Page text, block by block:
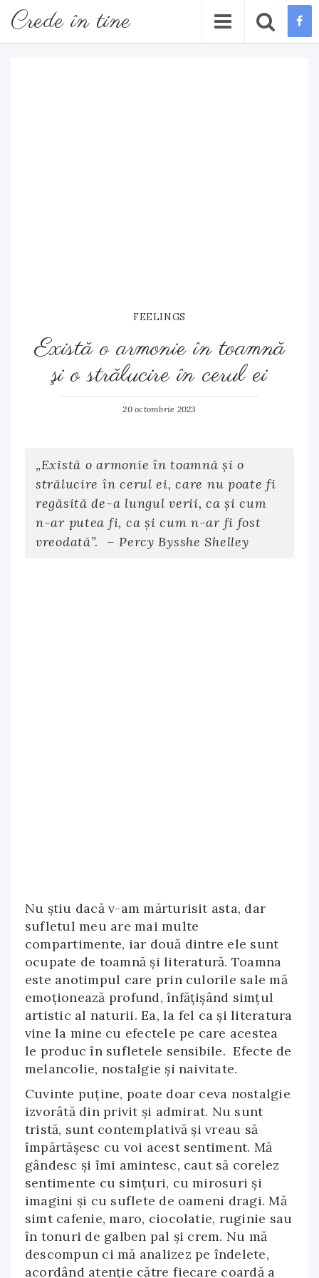
Crede în tine
FEELINGS
Există o armonie în toamnă
şi o strălucire în cerul ei
20 octombrie 2023
„Există o armonie în toamnă şi o
strălucire în cerul ei, care nu poate fi
regăsită de-a lungul verii, ca şi cum
n-ar putea fi, ca şi cum n-ar fi fost
vreodată”. – Percy Bysshe Shelley
Nu știu dacă v-am mărturisit asta, dar
sufletul meu are mai multe
compartimente, iar două dintre ele sunt
ocupate de toamnă și literatură. Toamna
este anotimpul care prin culorile sale mă
emoționează profund, înfățișând simțul
artistic al naturii. Ea, la fel ca și literatura
vine la mine cu efectele pe care acestea
le produc în sufletele sensibile. Efecte de
melancolie, nostalgie și naivitate.
Cuvinte puține, poate doar ceva nostalgie
izvorâtă din privit și admirat. Nu sunt
tristă, sunt contemplativă și vreau să
împărtășesc cu voi acest sentiment. Mă
gândesc și îmi amintesc, caut să corelez
sentimente cu simțuri, cu mirosuri și
imagini și cu suflete de oameni dragi. Mă
simt cafenie, maro, ciocolatie, ruginie sau
în tonuri de galben pal și crem. Nu mă
descompun ci mă analizez pe îndelete,
acordând atenție către fiecare coardă a